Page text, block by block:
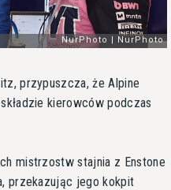
przypuszcza, że Alpine
kierowców podczas
mistrzostw stajnia z Enstone
przekazując jego kokpit